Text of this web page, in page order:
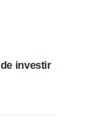
investir